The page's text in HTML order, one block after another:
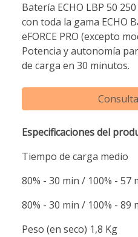
Batería ECHO LBP 50
con toda la gama ECHO
eFORCE PRO (excepto
Potencia y autonomía
de carga en 30 minutos.
Especificaciones del
Tiempo de carga medio
80% - 30 min / 100% - 57
80% - 30 min / 100% - 89
Peso (en seco) 1,8 Kg